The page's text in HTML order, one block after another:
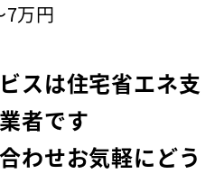
7万円
スは住宅省エネ支
者です
わせお気軽にどう